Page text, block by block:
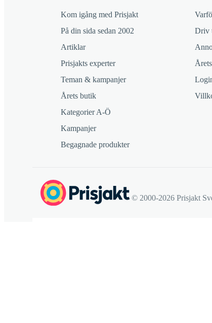
Kom igång med Prisjakt
På din sida sedan 2002
Artiklar
Prisjakts experter
Teman & kampanjer
Årets butik
Kategorier A-Ö
Kampanjer
Begagnade produkter
Driv
© 2000-2026 Prisjakt